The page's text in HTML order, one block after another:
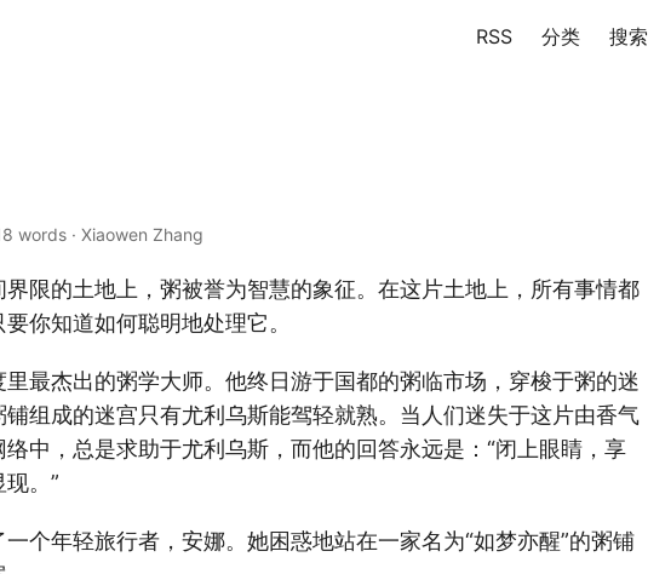
RSS 分类 搜索
words · Xiaowen Zhang
限的土地上，粥被誉为智慧的象征。在这片土地上，所有事情都
你知道如何聪明地处理它。
最杰出的粥学大师。他终日游于国都的粥临市场，穿梭于粥的迷
组成的迷宫只有尤利乌斯能驾轻就熟。当人们迷失于这片由香气
中，总是求助于尤利乌斯，而他的回答永远是：“闭上眼睛，享
。”
个年轻旅行者，安娜。她困惑地站在一家名为“如梦亦醒”的粥铺